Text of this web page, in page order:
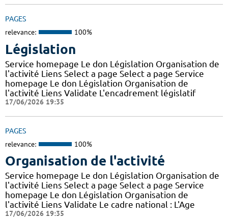
PAGES
relevance: 100%
Législation
Service homepage Le don Législation Organisation de
l'activité Liens Select a page Select a page Service
homepage Le don Législation Organisation de
l'activité Liens Validate L'encadrement législatif
17/06/2026 19:35
PAGES
relevance: 100%
Organisation de l'activité
Service homepage Le don Législation Organisation de
l'activité Liens Select a page Select a page Service
homepage Le don Législation Organisation de
l'activité Liens Validate Le cadre national : L'Age
17/06/2026 19:35